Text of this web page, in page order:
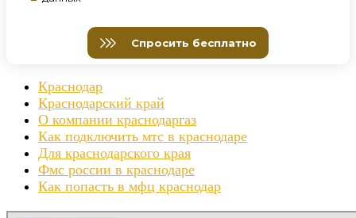
Краснодар
Краснодарский край
О компании краснодаргаз
Как подключить мтс в краснодаре
Для краснодарского края
Фмс россии в краснодаре
Как попасть в мфц краснодар